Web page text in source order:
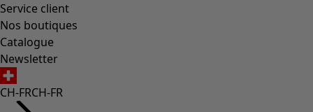
Service client
Nos boutiques
Catalogue
Newsletter
CH-FRCH-FR